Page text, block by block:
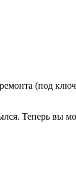
(под
Теперь вы